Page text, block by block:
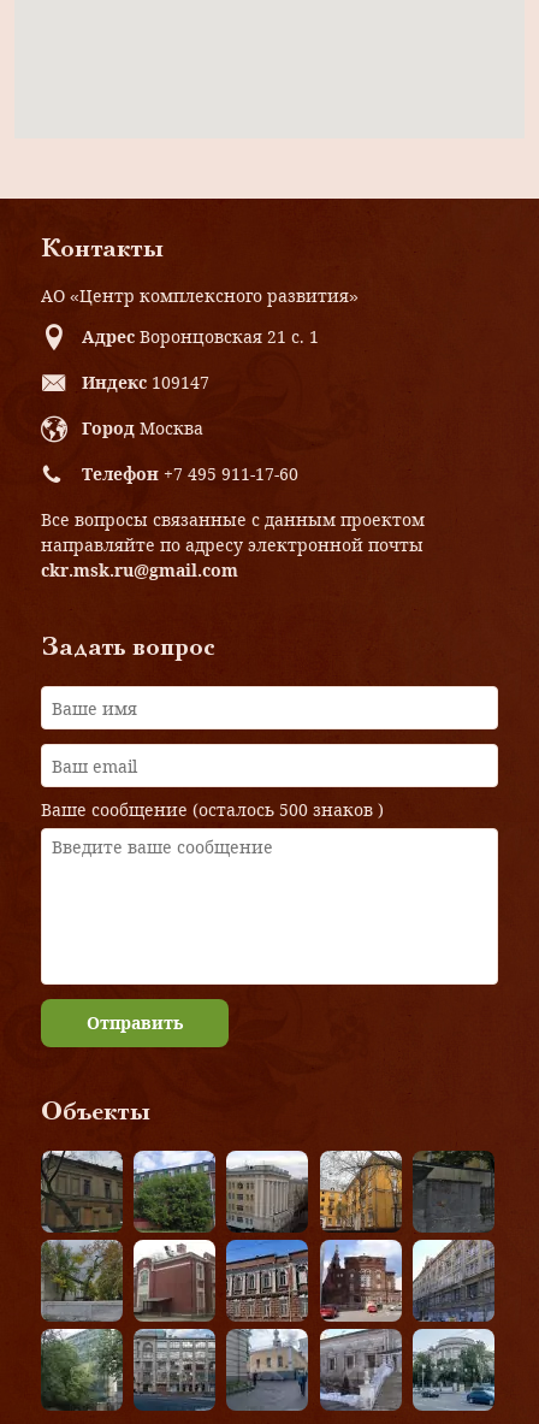
Контакты
АО «Центр комплексного развития»
Адрес Воронцовская 21 с. 1
Индекс 109147
Город Москва
Телефон +7 495 911-17-60
Все вопросы связанные с данным проектом
направляйте по адресу электронной почты
ckr.msk.ru@gmail.com
Задать вопрос
Ваше сообщение (осталось 500 знаков )
Отправить
Объекты